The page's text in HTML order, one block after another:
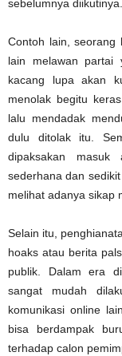
sebelumnya diikutinya.
Contoh lain, seorang
lain melawan partai
kacang lupa akan
menolak begitu
lalu mendadak
dulu ditolak itu.
dipaksakan
sederhana dan
melihat adanya sikap
Selain itu,
hoaks atau berita
publik. Dalam era
sangat mudah
komunikasi online
bisa berdampak
terhadap calon